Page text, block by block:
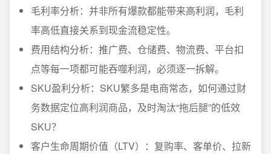
毛利率分析：并非所有爆款都能带来高利润，毛利
率高低直接关系到现金流稳定性。
费用结构分析：推广费、仓储费、物流费、平台扣
点等每一项都可能吞噬利润，必须逐一拆解。
SKU盈利分析：SKU繁多是电商常态，如何通过财
务数据定位高利润商品，及时淘汰“拖后腿”的低效
SKU？
客户生命周期价值（LTV）：复购率、客单价、拉新